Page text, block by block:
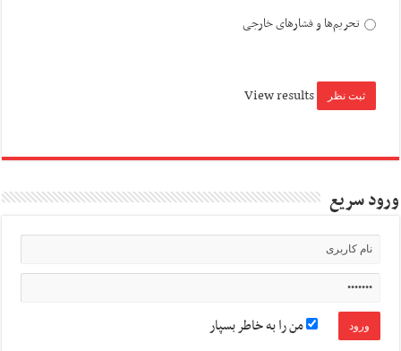
تحریم‌ها و فشارهای خارجی
View results
ورود سریع
من را به خاطر بسپار